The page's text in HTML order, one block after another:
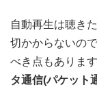
自動再生は聴き
切かからないの
べき点もありま
タ通信(パケット